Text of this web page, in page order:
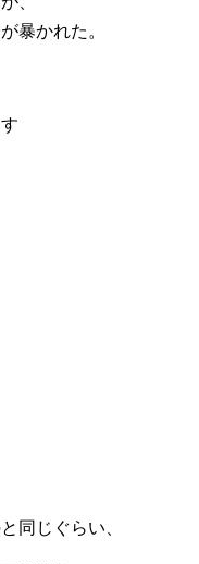
暴かれた。
同じぐらい、